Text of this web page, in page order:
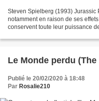
Steven Spielberg (1993) Jurassic
notamment en raison de ses
conservent toute leur puissance
Le Monde perdu
Publié le 20/02/2020 à 18:48
Par Rosalie210